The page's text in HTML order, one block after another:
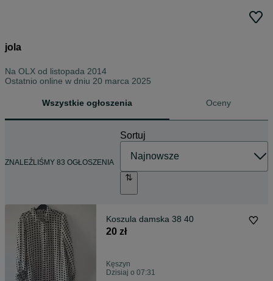
jola
Na OLX od listopada 2014
Ostatnio online w dniu 20 marca 2025
Wszystkie ogłoszenia Oceny
ZNALEŹLIŚMY 83 OGŁOSZENIA
Sortuj
Koszula damska 38 40
20 zł
Kęszyn
Dzisiaj o 07:31